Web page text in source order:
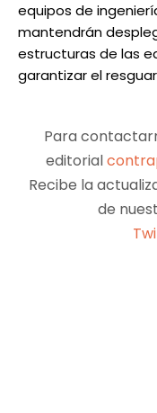
equipos de
mantendrán
estructuras de las
garantizar el
Para
editorial
Recibe la
de